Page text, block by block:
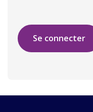
Se connecter